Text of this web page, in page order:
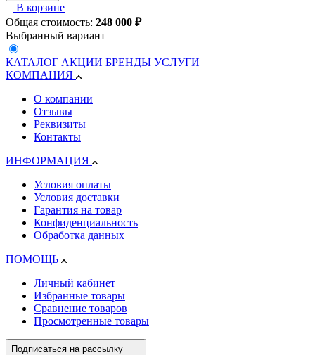
В корзине
Общая стоимость: 248 000 ₽
Выбранный вариант —
КАТАЛОГ АКЦИИ БРЕНДЫ УСЛУГИ
КОМПАНИЯ
О компании
Отзывы
Реквизиты
Контакты
ИНФОРМАЦИЯ
Условия оплаты
Условия доставки
Гарантия на товар
Конфиденциальность
Обработка данных
ПОМОЩЬ
Личный кабинет
Избранные товары
Сравнение товаров
Просмотренные товары
Подписаться на рассылку